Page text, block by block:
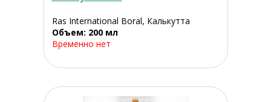
Ras International Boral, Калькутта
Объем: 200 мл
Временно нет